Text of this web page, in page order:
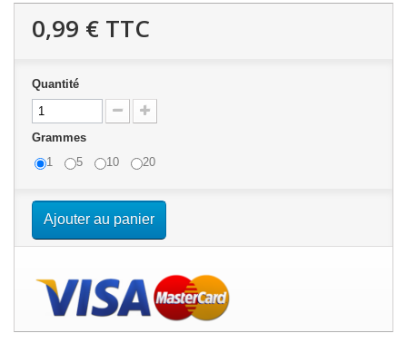
0,99 € TTC
Quantité
Grammes
1
5 10 20
Ajouter au panier